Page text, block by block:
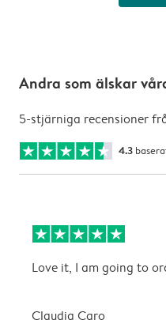
Andra som älskar
5-stjärniga recensioner
4.3
Love it, I am going to
Claudia Caro